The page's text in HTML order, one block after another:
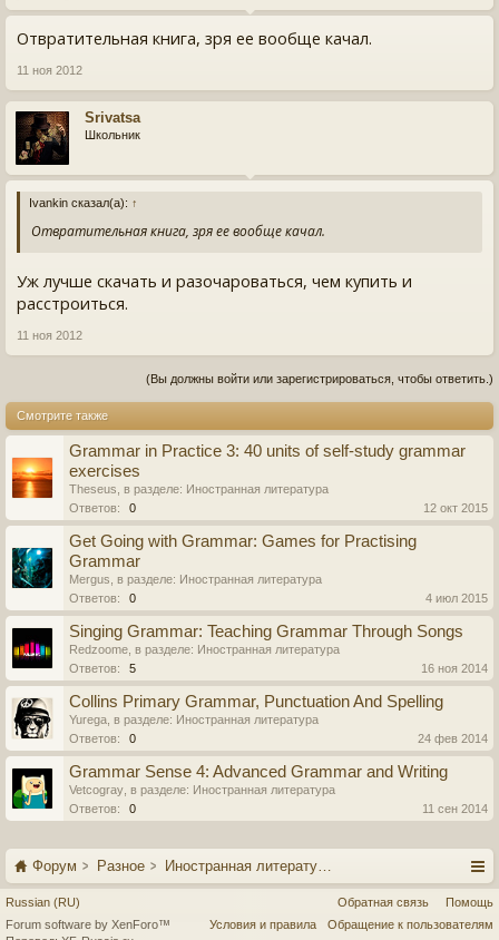
Отвратительная книга, зря ее вообще качал.
11 ноя 2012
Srivatsa
Школьник
Ivankin сказал(а): ↑
Отвратительная книга, зря ее вообще качал.
Уж лучше скачать и разочароваться, чем купить и
расстроиться.
11 ноя 2012
(Вы должны войти или зарегистрироваться, чтобы ответить.)
Смотрите также
Grammar in Practice 3: 40 units of self-study grammar
exercises
Theseus , в разделе: Иностранная литература
Ответов:
0 12 окт 2015
Get Going with Grammar: Games for Practising
Grammar
Mergus , в разделе: Иностранная литература
Ответов:
0 4 июл 2015
Singing Grammar: Teaching Grammar Through Songs
Redzoome , в разделе: Иностранная литература
Ответов:
5 16 ноя 2014
Collins Primary Grammar, Punctuation And Spelling
Yurega , в разделе: Иностранная литература
Ответов:
0 24 фев 2014
Grammar Sense 4: Advanced Grammar and Writing
Vetcogray , в разделе: Иностранная литература
Ответов:
0 11 сен 2014
Форум Разное Иностранная литература
Russian (RU) Обратная связь
Помощь
Условия и правила
Обращение к пользователям
Forum software by XenForo™